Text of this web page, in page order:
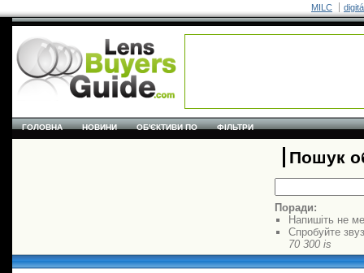
MILC
ГОЛОВНА НОВИНИ ОБ'ЄКТИВИ ПО ФІЛЬТРИ
Пошук
Поради:
Напишіть не
Спробуйте
70 300 is